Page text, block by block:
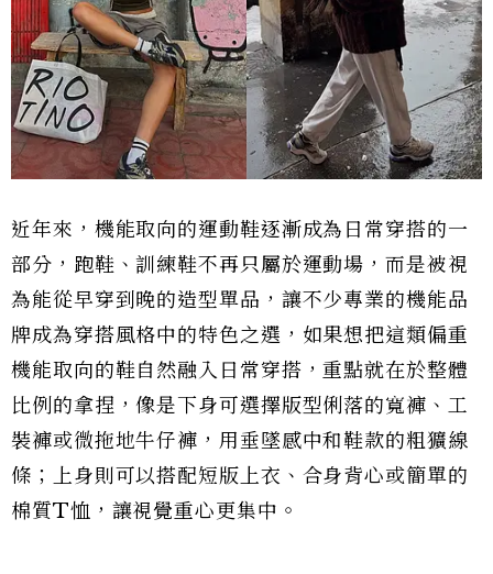
近年來，機能取向的運動鞋逐漸成為日常穿搭的一
部分，跑鞋、訓練鞋不再只屬於運動場，而是被視
為能從早穿到晚的造型單品，讓不少專業的機能品
牌成為穿搭風格中的特色之選，如果想把這類偏重
機能取向的鞋自然融入日常穿搭，重點就在於整體
比例的拿捏，像是下身可選擇版型俐落的寬褲、工
裝褲或微拖地牛仔褲，用垂墜感中和鞋款的粗獷線
條；上身則可以搭配短版上衣、合身背心或簡單的
棉質T恤，讓視覺重心更集中。